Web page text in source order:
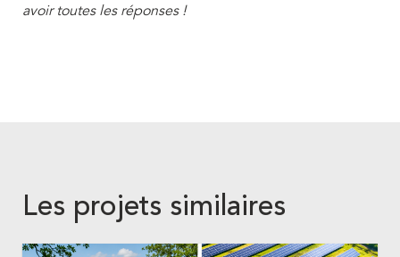
avoir toutes les réponses !
Les projets similaires